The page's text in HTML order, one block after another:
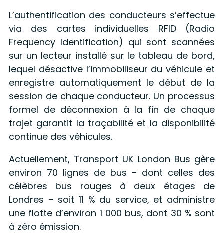
L’authentification des conducteurs s’effectue
via des cartes individuelles RFID (Radio
Frequency Identification) qui sont scannées
sur un lecteur installé sur le tableau de bord,
lequel désactive l’immobiliseur du véhicule et
enregistre automatiquement le début de la
session de chaque conducteur. Un processus
formel de déconnexion à la fin de chaque
trajet garantit la traçabilité et la disponibilité
continue des véhicules.
Actuellement, Transport UK London Bus gère
environ 70 lignes de bus – dont celles des
célèbres bus rouges à deux étages de
Londres – soit 11 % du service, et administre
une flotte d’environ 1 000 bus, dont 30 % sont
à zéro émission.